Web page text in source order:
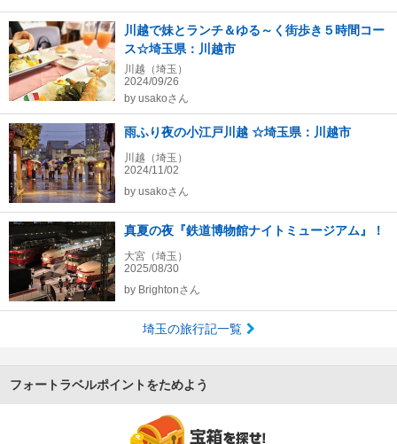
川越で妹とランチ＆ゆる～く街歩き５時間コー
ス☆埼玉県：川越市
川越（埼玉）
2024/09/26
by usakoさん
雨ふり夜の小江戸川越 ☆埼玉県：川越市
川越（埼玉）
2024/11/02
by usakoさん
真夏の夜『鉄道博物館ナイトミュージアム』！
大宮（埼玉）
2025/08/30
by Brightonさん
埼玉の旅行記一覧
フォートラベルポイントをためよう